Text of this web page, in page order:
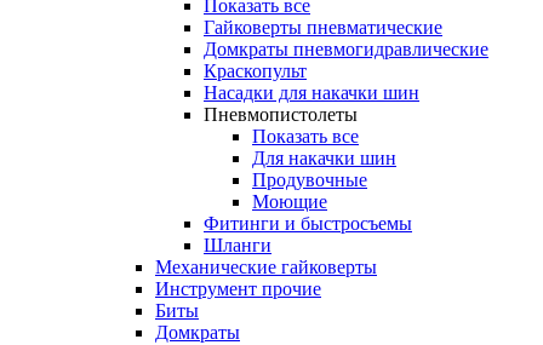
Показать все
Гайковерты пневматические
Домкраты пневмогидравлические
Краскопульт
Насадки для накачки шин
Пневмопистолеты
Показать все
Для накачки шин
Продувочные
Моющие
Фитинги и быстросъемы
Шланги
Механические гайковерты
Инструмент прочиe
Биты
Домкраты